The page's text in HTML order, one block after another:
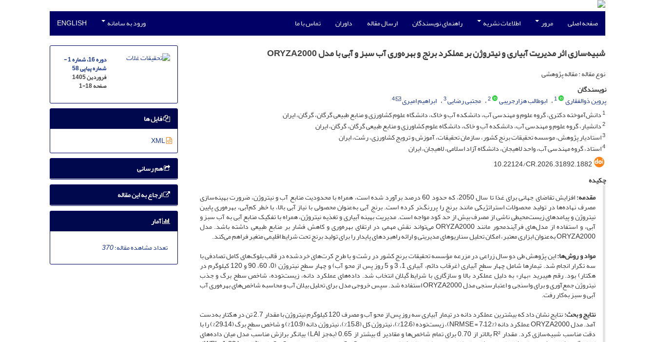
صفحه اصلی مرور اطلاعات نشریه راهنمای نویسندگان ارسال مقاله داوران تماس با ما ورود به سامانه ENGLISH
شبیه‌سازی اثر مدیریت آبیاری و نیتروژن بر عملکرد برنج و بهره‌وری آب سبز و آبی با مدل ORYZA2000
نوع مقاله : مقاله پژوهشی
نویسندگان
پروین ذوالفقاری
1 ابوطالب هزارجریبی 2 مجتبی رضایی3 ابراهیم امیری
4
1دانش‌آموخته دکتری، گروه علوم و مهندسی آب، دانشکده آب و خاک، دانشگاه علوم کشاورزی و منابع طبیعی گرگان، گرگان، ایران
2دانشیار، گروه علوم و مهندسی آب، دانشکده آب و خاک، دانشگاه علوم کشاورزی و منابع طبیعی گرگان، گرگان، ایران
3استادیار پژوهش، موسسه تحقیقات برنج کشور، سازمان تحقیقات، آموزش و ترویج کشاورزی، رشت، ایران
4استاد، گروه مهندسی آب، واحد لاهیجان، دانشگاه آزاد اسلامی، لاهیجان، ایران
10.22124/CR.2026.31892.1882
چکیده
مقدمه:
افزایش تقاضای جهانی برای غذا تا سال 2050، که حدود 60 درصد برآورد شده است، همراه با محدودیت منابع آب و نیتروژن، ضرورت بهینه‌سازی
مصرف نهاده‌ها در تولید محصولات استراتژیکی مانند برنج را پررنگ‌تر کرده است. برنج آبی به‌عنوان محصولی با نیاز آبی بالا، با خطر کم‌آبی، بهره‌وری پایین
نیتروژن و پیامدهای زیست‌محیطی ناشی از مصرف بیش از حد کود مواجه است. مدیریت بهینه آبیاری و تغذیه نیتروژن، همراه با تفکیک منابع آبی به آب سبز و
آبی، و استفاده از مدل‌های فرآیندمحور مانند ORYZA2000 می‌تواند نقش مهمی در ارتقای بهره‌وری و کاهش فشار بر منابع طبیعی داشته باشد. مدل
ORYZA2000 به‌عنوان ابزاری معتبر، امکان تحلیل سناریوهای مدیریتی و ارائه راهبردهای پایدار را برای تولید برنج تحت شرایط اقلیمی متغیر فراهم می‌کند.
مواد و روش‌ها:این پژوهش طی دو سال زراعی در مزرعه مؤسسه تحقیقات برنج کشور در رشت و با طرح کرت‌های خردشده در قالب بلوک‌های کامل تصادفی با
سه تکرار انجام شد. تیمارها شامل چهار سطح آبیاری (غرقاب دائم، آبیاری 1، 3 و 5 روز پس از محو آب) و چهار سطح نیتروژن (0، 60، 90 و 120 کیلوگرم در
هکتار) بود. رقم هیبرید «بهار» به دلیل عملکرد بالا و سازگاری با شرایط گیلان انتخاب شد. داده‌های عملکرد دانه، زیست‌توده، شاخص سطح برگ و جذب
نیتروژن جمع‌آوری و برای واسنجی و اعتبارسنجی مدل ORYZA2000 استفاده شد. سپس خروجی مدل برای تحلیل بیلان آب و محاسبه شاخص‌های بهره‌وری آب
آبی و سبز به‌کار رفت.
نتایج و بحث:
نتایج نشان داد که بیشترین عملکرد دانه در تیمار آبیاری سه روز پس از محو آب و مصرف 120 کیلوگرم نیتروژن با مقدار 2.7 تن در هکتار به‌دست
آمد. مدل ORYZA2000 عملکرد دانه (NRMSE = 7–12%)، زیست‌توده (6–12%)، نیتروژن کل (8–15%)، نیتروژن دانه (9–10%) و شاخص سطح برگ (14–29%) را با
دقت مناسب شبیه‌سازی کرد. مقدار R² بالاتر از 0.70 برای تمام شاخص‌ها و مقادیر d بیشتر از 0.65 (به‌جز LAI) بیانگر برازش مناسب مدل میان داده‌های
دوره 16، شماره 1 -
شماره پیاپی 58
فروردین 1405
صفحه1-18
فایل ها
XML
هم رسانی
ارجاع به این مقاله
آمار
تعداد مشاهده مقاله:370